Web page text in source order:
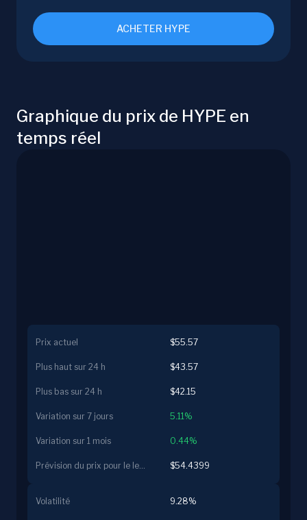
ACHETER HYPE
Graphique du prix de HYPE en
temps réel
Prix actuel $55.57
Plus haut sur 24 h $43.57
Plus bas sur 24 h $42.15
Variation sur 7 jours 5.11%
Variation sur 1 mois 0.44%
Prévision du prix pour le lendemain $54.4399
Volatilité 9.28%